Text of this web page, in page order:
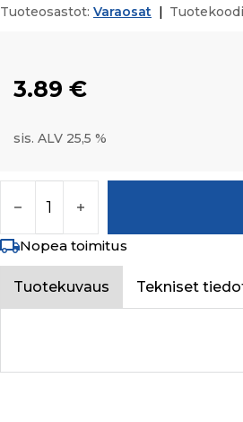
Tuoteosastot: Varaosat |
3.89 €
sis. ALV 25,5 %
Nopea toimitus
Tuotekuvaus Tekniset